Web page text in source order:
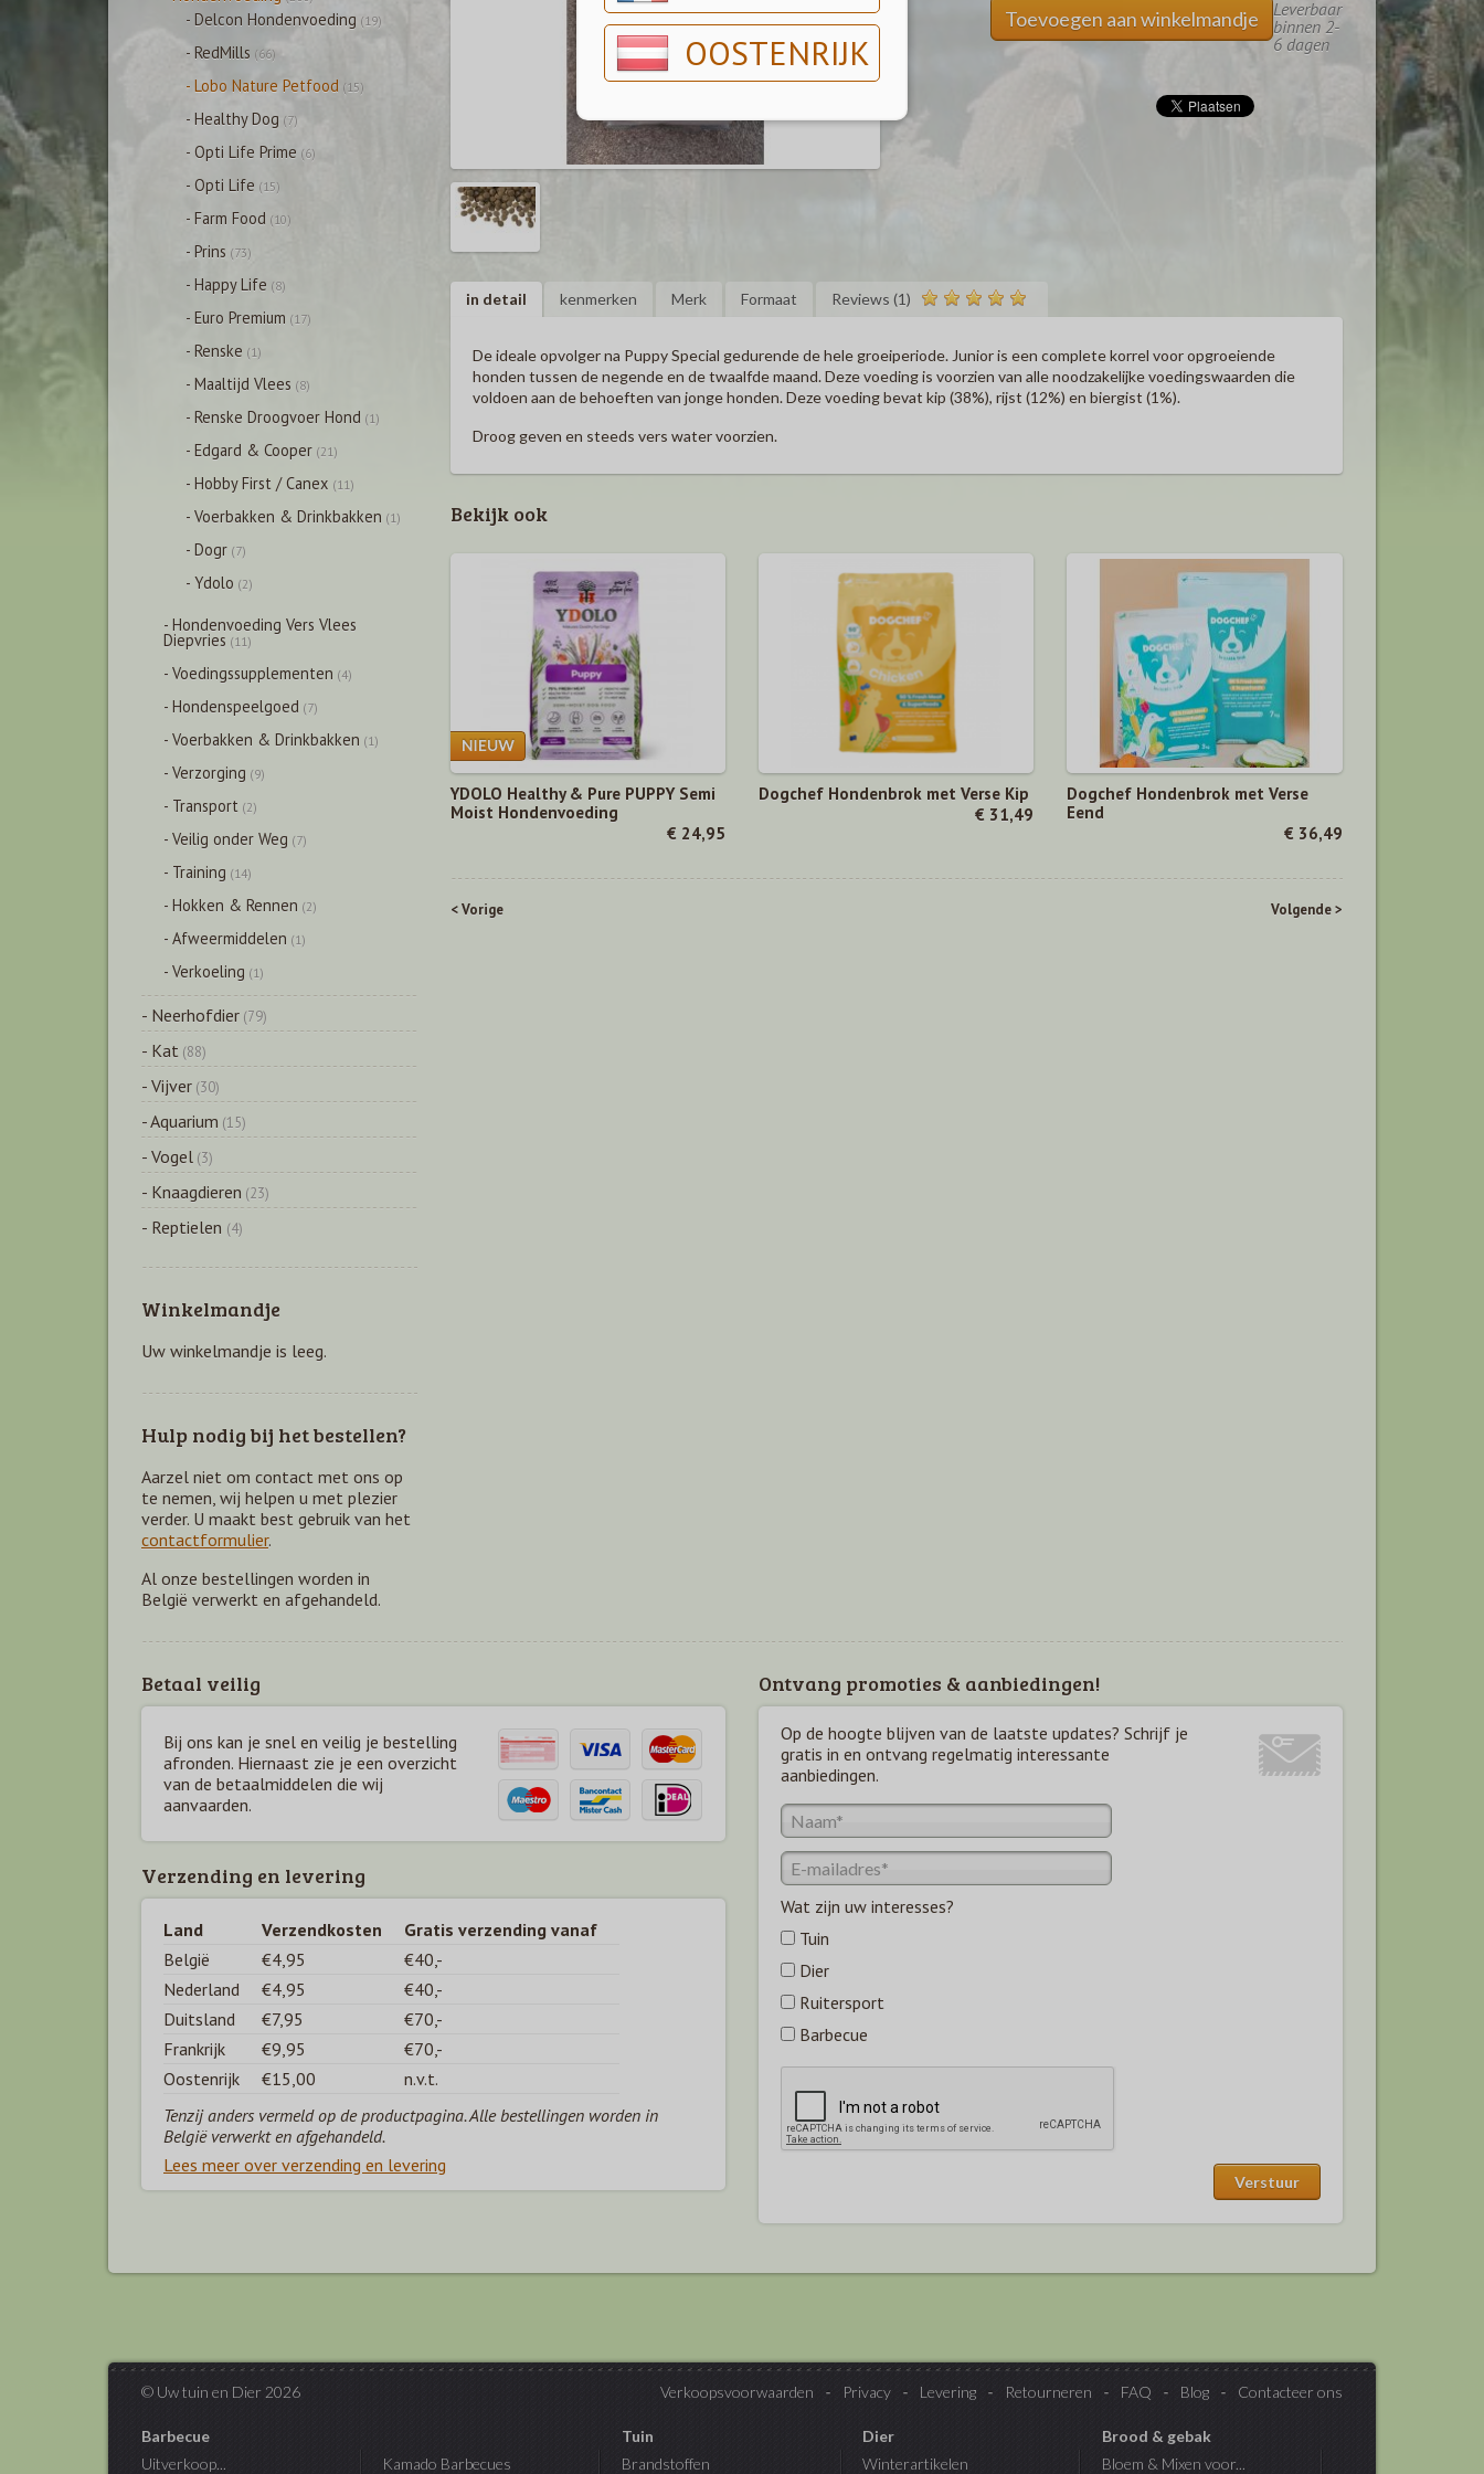
OOSTENRIJK
Toevoegen aan winkelmandje
Leverbaar
binnen 2-
6 dagen
in detail kenmerken Merk Formaat Reviews (1)
De ideale opvolger na Puppy Special gedurende de hele groeiperiode. Junior is een complete korrel voor opgroeiende
honden tussen de negende en de twaalfde maand. Deze voeding is voorzien van alle noodzakelijke voedingswaarden die
voldoen aan de behoeften van jonge honden. Deze voeding bevat kip (38%), rijst (12%) en biergist (1%).
Droog geven en steeds vers water voorzien.
Bekijk ook
YDOLO Healthy & Pure PUPPY Semi
Moist Hondenvoeding
€ 24,95
Dogchef Hondenbrok met Verse Kip
€ 31,49
Dogchef Hondenbrok met Verse
Eend
€ 36,49
< Vorige Volgende >
- Delcon Hondenvoeding (19)
- RedMills (66)
- Lobo Nature Petfood (15)
- Healthy Dog (7)
- Opti Life Prime (6)
- Opti Life (15)
- Farm Food (10)
- Prins (73)
- Happy Life (8)
- Euro Premium (17)
- Renske (1)
- Maaltijd Vlees (8)
- Renske Droogvoer Hond (1)
- Edgard & Cooper (21)
- Hobby First / Canex (11)
- Voerbakken & Drinkbakken (1)
- Dogr (7)
- Ydolo (2)
- Hondenvoeding Vers Vlees
Diepvries (11)
- Voedingssupplementen (4)
- Hondenspeelgoed (7)
- Voerbakken & Drinkbakken (1)
- Verzorging (9)
- Transport (2)
- Veilig onder Weg (7)
- Training (14)
- Hokken & Rennen (2)
- Afweermiddelen (1)
- Verkoeling (1)
- Neerhofdier (79)
- Kat (88)
- Vijver (30)
- Aquarium (15)
- Vogel (3)
- Knaagdieren (23)
- Reptielen (4)
Winkelmandje
Uw winkelmandje is leeg.
Hulp nodig bij het bestellen?
Aarzel niet om contact met ons op
te nemen, wij helpen u met plezier
verder. U maakt best gebruik van het
contactformulier.
Al onze bestellingen worden in
België verwerkt en afgehandeld.
Betaal veilig
Bij ons kan je snel en veilig je bestelling
afronden. Hiernaast zie je een overzicht
van de betaalmiddelen die wij
aanvaarden.
Ontvang promoties & aanbiedingen!
Op de hoogte blijven van de laatste updates? Schrijf je
gratis in en ontvang regelmatig interessante
aanbiedingen.
Wat zijn uw interesses?
Tuin
Dier
Ruitersport
Barbecue
Verzending en levering
Land Verzendkosten
Gratis verzending vanaf
België
€4,95
€40,-
Nederland
€4,95
€40,-
Duitsland
€7,95
€70,-
Frankrijk
€9,95
€70,-
Oostenrijk
€15,00
n.v.t.
Tenzij anders vermeld op de productpagina. Alle bestellingen worden in
België verwerkt en afgehandeld.
Lees meer over verzending en levering
© Uw tuin en Dier 2026 Verkoopsvoorwaarden Privacy Levering Retourneren FAQ Blog Contacteer ons
Barbecue
Uitverkoop...
Kamado Barbecues
Tuin
Brandstoffen
Dier
Winterartikelen
Brood & gebak
Bloem & Mixen voor...